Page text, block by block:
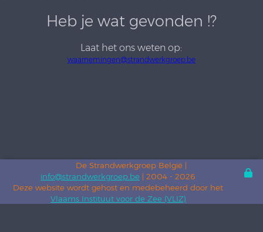
Heb je wat gevonden !?
Laat het ons weten op:
waarnemingen@strandwerkgroep.be
De Strandwerkgroep België |
info@strandwerkgroep.be | 2004 - 2026
Deze website wordt gehost en medebeheerd door het
Vlaams Instituut voor de Zee (VLIZ)